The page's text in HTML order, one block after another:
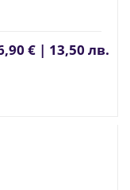
€ | 13,50 лв.